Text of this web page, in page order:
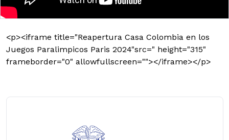
<p><iframe title="Reapertura Casa Colombia en los
Juegos Paralimpicos Paris 2024"src=" height="315"
frameborder="0" allowfullscreen=""></iframe></p>